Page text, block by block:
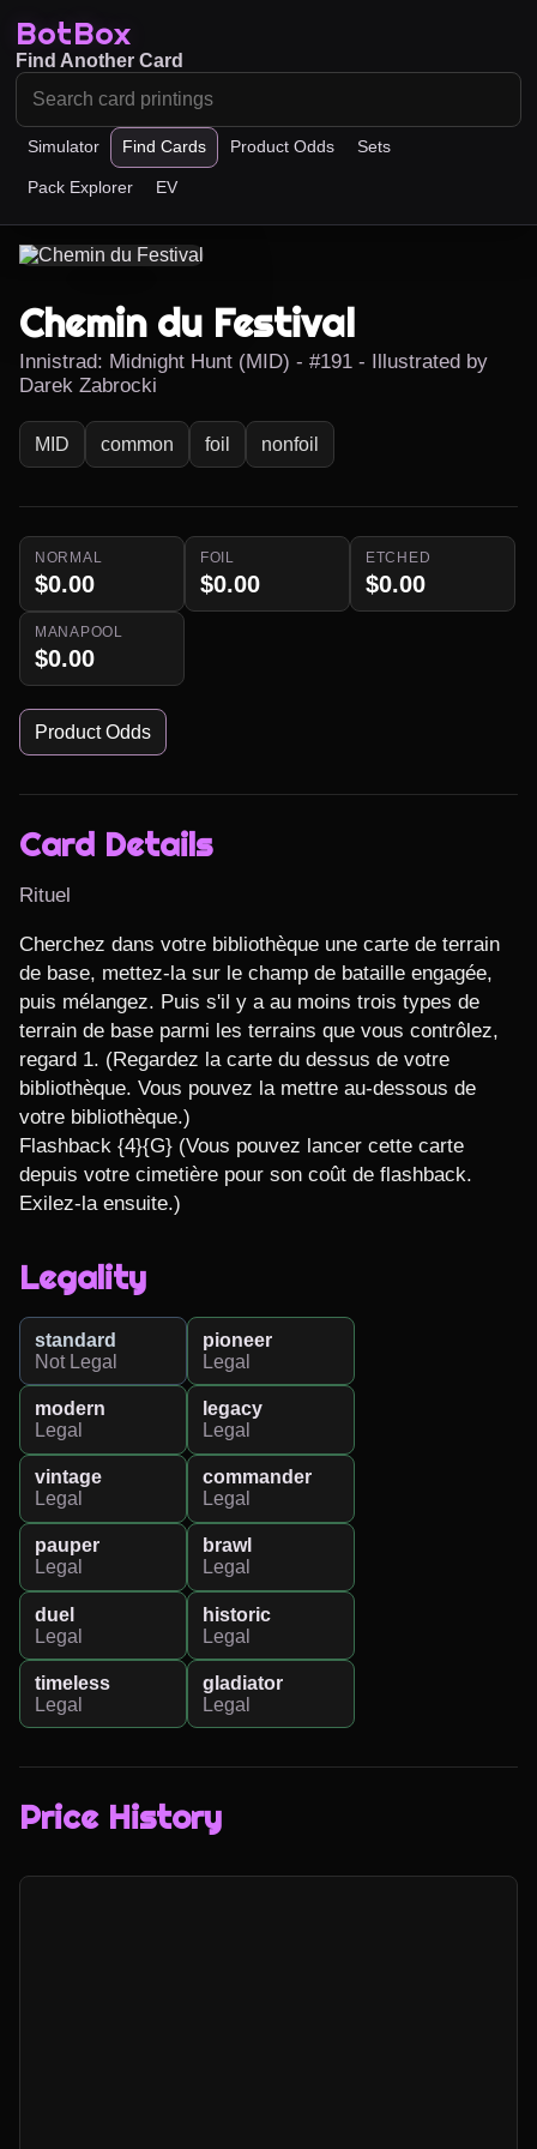
BotBox
Simulator Find Cards Product Odds Sets
Pack Explorer EV
Find Another Card
Chemin du Festival
Innistrad: Midnight Hunt (MID) - #191 - Illustrated by
Darek Zabrocki
MID common foil nonfoil
NORMAL
$0.00
FOIL
$0.00
ETCHED
$0.00
MANAPOOL
$0.00
Product Odds
Card Details
Rituel
Cherchez dans votre bibliothèque une carte de terrain
de base, mettez-la sur le champ de bataille engagée,
puis mélangez. Puis s'il y a au moins trois types de
terrain de base parmi les terrains que vous contrôlez,
regard 1. (Regardez la carte du dessus de votre
bibliothèque. Vous pouvez la mettre au-dessous de
votre bibliothèque.)
Flashback {4}{G} (Vous pouvez lancer cette carte
depuis votre cimetière pour son coût de flashback.
Exilez-la ensuite.)
Legality
standard
Not Legal
pioneer
Legal
modern
Legal
legacy
Legal
vintage
Legal
commander
Legal
pauper
Legal
brawl
Legal
duel
Legal
historic
Legal
timeless
Legal
gladiator
Legal
Price History